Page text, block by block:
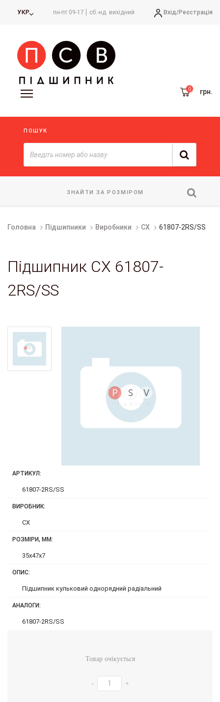
УКР пн-пт 09-17 сб.-нд. вихідний Вхід/Реєстрація
грн.
ПОШУК
ЗНАЙТИ ЗА РОЗМІРОМ
Головна Підшипники Виробники CX 61807-2RS/SS
Підшипник CX 61807-
2RS/SS
АРТИКУЛ:
61807-2RS/SS
ВИРОБНИК:
CX
РОЗМІРИ, ММ:
35x47x7
ОПИС:
Підшипник кульковий однорядний радіальний
АНАЛОГИ:
61807-2RS/SS
Товар очікується
- +